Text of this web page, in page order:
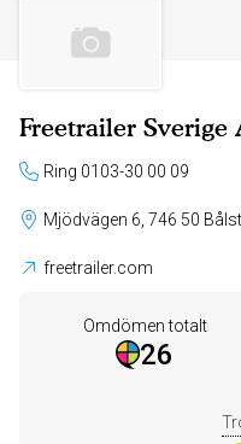
Freetrailer Sverige
Ring 0103-30 00 09
Mjödvägen 6, 746
freetrailer.com
Omdömen totalt
26